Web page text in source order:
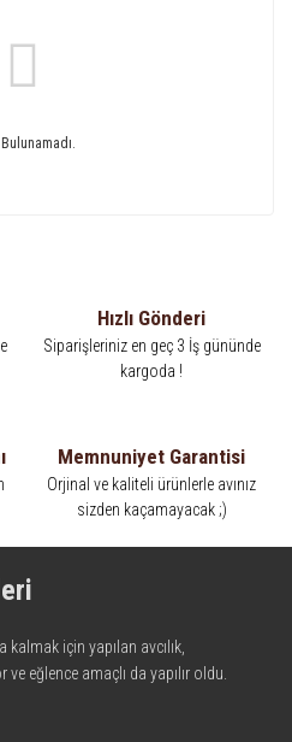
Hızlı Gönderi
Siparişleriniz en geç 3 İş gününde
kargoda !
Memnuniyet Garantisi
Orjinal ve kaliteli ürünlerle avınız
sizden kaçamayacak ;)
için yapılan avcılık,
eğlence amaçlı da yapılır oldu.
en iyisini meydana